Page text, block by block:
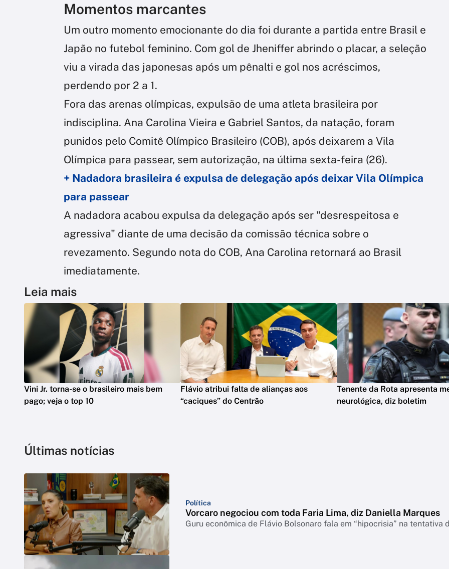
Momentos marcantes
Um outro momento emocionante do dia foi durante a partida entre Brasil e
Japão no futebol feminino. Com gol de Jheniffer abrindo o placar, a seleção
viu a virada das japonesas após um pênalti e gol nos acréscimos,
perdendo por 2 a 1.
Fora das arenas olímpicas, expulsão de uma atleta brasileira por
indisciplina. Ana Carolina Vieira e Gabriel Santos, da natação, foram
punidos pelo Comitê Olímpico Brasileiro (COB), após deixarem a Vila
Olímpica para passear, sem autorização, na última sexta-feira (26).
+ Nadadora brasileira é expulsa de delegação após deixar Vila Olímpica
para passear
A nadadora acabou expulsa da delegação após ser "desrespeitosa e
agressiva" diante de uma decisão da comissão técnica sobre o
revezamento. Segundo nota do COB, Ana Carolina retornará ao Brasil
imediatamente.
Leia mais
Vini Jr. torna-se o brasileiro mais bem
pago; veja o top 10
Flávio atribui falta de alianças aos
“caciques” do Centrão
Tenente da Rota apresenta
neurológica, diz boletim
Últimas notícias
Política
Vorcaro negociou com toda Faria Lima, diz Daniella Marques
Guru econômica de Flávio Bolsonaro fala em “hipocrisia” na tentativa